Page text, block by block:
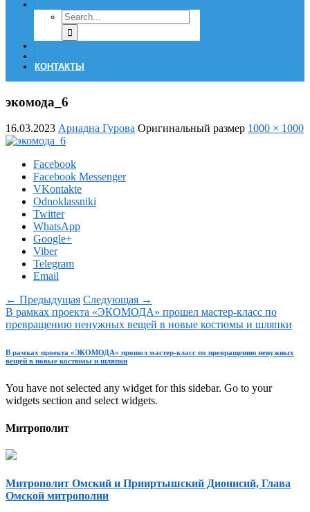
КОНТАКТЫ
экомода_6
16.03.2023 Ариадна Гурова Оригинальный размер 1000 × 1000
Facebook
Facebook Messenger
VKontakte
Odnoklassniki
Twitter
WhatsApp
Google+
Viber
Telegram
Email
← Предыдущая Следующая →
В рамках проекта «ЭКОМОДА» прошел мастер-класс по
превращению ненужных вещей в новые костюмы и шляпки
В рамках проекта «ЭКОМОДА» прошел мастер-класс по превращению ненужных
вещей в новые костюмы и шляпки
You have not selected any widget for this sidebar. Go to your
widgets section and select widgets.
Митрополит
Митрополит Омский и Прииртышский Дионисий, Глава
Омской митрополии